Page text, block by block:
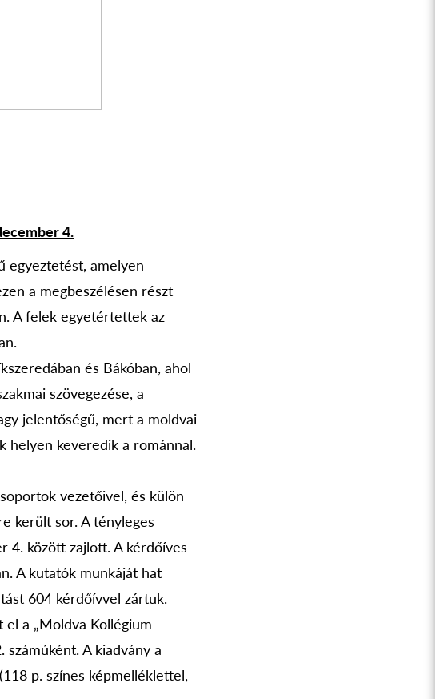
4.
egyeztetést, amelyen
a megbeszélésen részt
A felek egyetértettek az
és Bákóban, ahol
szövegezése, a
jelentőségű, mert a moldvai
helyen keveredik a románnal.
vezetőivel, és külön
került sor. A tényleges
4. között zajlott. A kérdőíves
A kutatók munkáját hat
604 kérdőívvel zártuk.
a „Moldva Kollégium –
számúként. A kiadvány a
p. színes képmelléklettel,